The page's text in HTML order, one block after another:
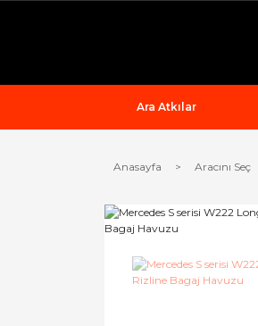
Ara Atkılar
Anasayfa Aracını Seç